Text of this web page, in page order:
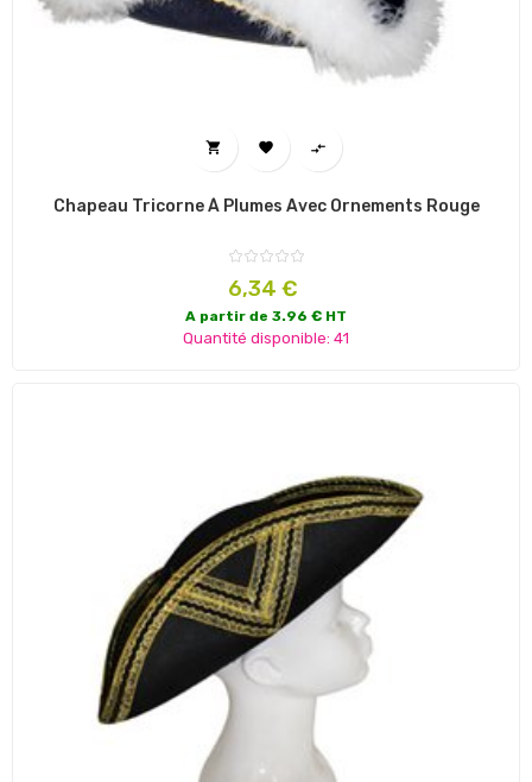
  
Chapeau Tricorne À Plumes Avec Ornements Rouge
Prix
6,34 €
A partir de 3.96 € HT
Quantité disponible: 41